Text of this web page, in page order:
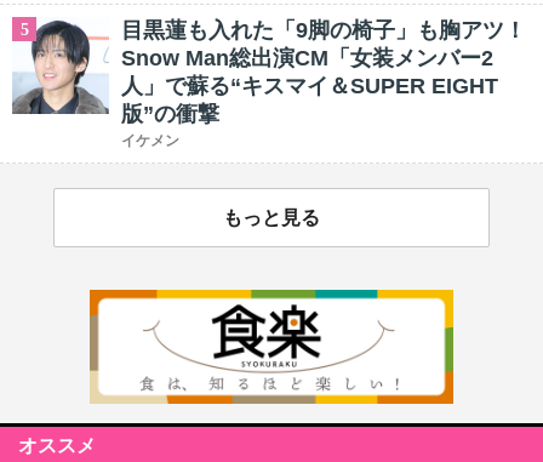
5
目黒蓮も入れた「9脚の椅子」も胸アツ！
Snow Man総出演CM「女装メンバー2
人」で蘇る“キスマイ＆SUPER EIGHT
版”の衝撃
イケメン
もっと見る
オススメ